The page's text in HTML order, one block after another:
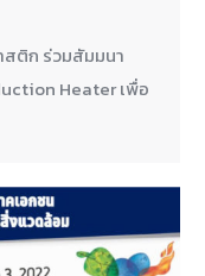
ติก ร่วมสัมมนา
Heater เพื่อ